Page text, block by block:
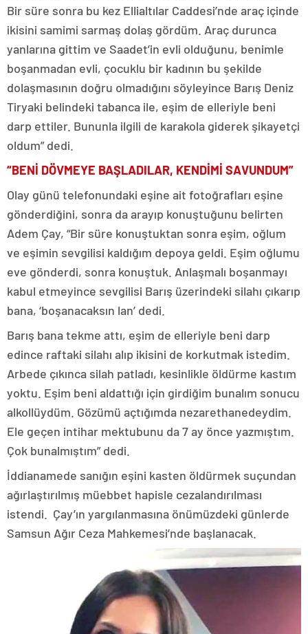
Bir süre sonra bu kez Ellialtılar Caddesi’nde araç içinde
ikisini samimi sarmaş dolaş gördüm. Araç durunca
yanlarına gittim ve Saadet’in evli olduğunu, benimle
boşanmadan evli, çocuklu bir kadının bu şekilde
dolaşmasının doğru olmadığını söyleyince Barış Deniz
Tiryaki belindeki tabanca ile, eşim de elleriyle beni
darp ettiler. Bununla ilgili de karakola giderek şikayetçi
oldum” dedi.
“BENİ DÖVMEYE BAŞLADILAR, KENDİMİ SAVUNDUM”
Olay günü telefonundaki eşine ait fotoğrafları eşine
gönderdiğini, sonra da arayıp konuştuğunu belirten
Adem Çay, “Bir süre konuştuktan sonra eşim, oğlum
ve eşimin sevgilisi kaldığım depoya geldi. Eşim oğlumu
eve gönderdi, sonra konuştuk. Anlaşmalı boşanmayı
kabul etmeyince sevgilisi Barış üzerindeki silahı çıkarıp
bana, ‘boşanacaksın lan’ dedi.
Barış bana tekme attı, eşim de elleriyle beni darp
edince raftaki silahı alıp ikisini de korkutmak istedim.
Arbede çıkınca silah patladı, kesinlikle öldürme kastım
yoktu. Eşim beni aldattığı için girdiğim bunalım sonucu
alkollüydüm. Gözümü açtığımda nezarethanedeydim.
Ele geçen intihar mektubunu da 7 ay önce yazmıştım.
Çok bunalmıştım” dedi.
İddianamede sanığın eşini kasten öldürmek suçundan
ağırlaştırılmış müebbet hapisle cezalandırılması
istendi. Çay’ın yargılanmasına önümüzdeki günlerde
Samsun Ağır Ceza Mahkemesi’nde başlanacak.